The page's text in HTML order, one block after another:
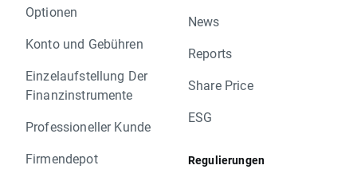
Optionen
Konto und Gebühren
Einzelaufstellung Der
Finanzinstrumente
Professioneller Kunde
Firmendepot
News
Reports
Share Price
ESG
Regulierungen